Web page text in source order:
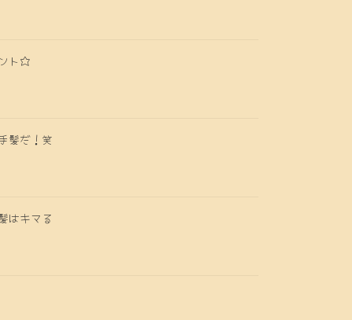
ト☆
髪だ！笑
はキマる